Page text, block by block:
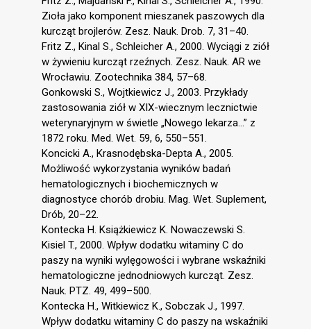
Zioła jako komponent mieszanek paszowych dla
kurcząt brojlerów. Zesz. Nauk. Drob. 7, 31–40.
Fritz Z., Kinal S., Schleicher A., 2000. Wyciągi z ziół
w żywieniu kurcząt rzeźnych. Zesz. Nauk. AR we
Wrocławiu. Zootechnika 384, 57–68.
Gonkowski S., Wojtkiewicz J., 2003. Przykłady
zastosowania ziół w XIX-wiecznym lecznictwie
weterynaryjnym w świetle „Nowego lekarza…” z
1872 roku. Med. Wet. 59, 6, 550–551.
Koncicki A., Krasnodębska-Depta A., 2005.
Możliwość wykorzystania wyników badań
hematologicznych i biochemicznych w
diagnostyce chorób drobiu. Mag. Wet. Suplement,
Drób, 20–22.
Kontecka H. Książkiewicz K. Nowaczewski S.
Kisiel T., 2000. Wpływ dodatku witaminy C do
paszy na wyniki wylęgowości i wybrane wskaźniki
hematologiczne jednodniowych kurcząt. Zesz.
Nauk. PTZ. 49, 499–500.
Kontecka H., Witkiewicz K., Sobczak J., 1997.
Wpływ dodatku witaminy C do paszy na wskaźniki